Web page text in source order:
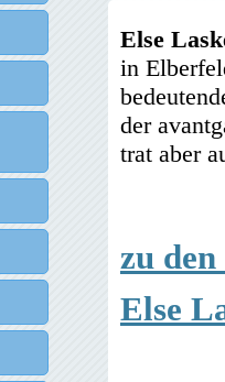
Else
in
der
trat aber
zu
Else